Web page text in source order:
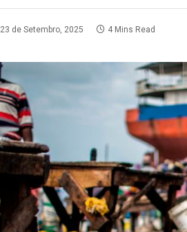
23 de Setembro, 2025 4 Mins Read